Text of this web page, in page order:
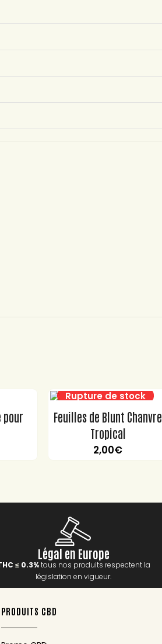
pour
Feuilles de Blunt Chanvre
Tropical
2,00€
Légal en Europe
≤0.3%tous nos produits respectent la
législation en vigueur.
PRODUITS CBD